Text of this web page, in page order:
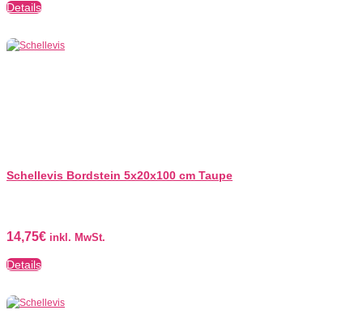
Details
Schellevis Bordstein 5x20x100 cm Taupe
14,75€ inkl. MwSt.
Details